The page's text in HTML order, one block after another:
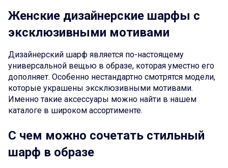
Женские дизайнерские шарфы с
эксклюзивными мотивами
Дизайнерский шарф является по-настоящему
универсальной вещью в образе, которая уместно его
дополняет. Особенно нестандартно смотрятся модели,
которые украшены эксклюзивными мотивами.
Именно такие аксессуары можно найти в нашем
каталоге в широком ассортименте.
С чем можно сочетать стильный
шарф в образе